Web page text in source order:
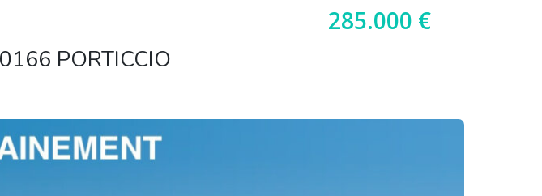
PORTICCIO
285.000 €